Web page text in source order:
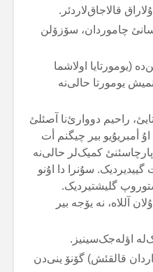
قالاجاق‌لاردئر.
چاموردان، سۆزۆلن
(یومورتایا اولاشما
یومورتا حالی‌نە
راحیم دووارئ‌نا آصئلئ
أمبریۇیو بیر چیگنم أت
کمیک‌لر حالی‌نە
سۇنرا دا اۇنو
گلیشتیردیک.
آللاە، نە یۆجە بیر
اؤلەجک‌سینیز.
قالقئش) گۆنۆ ینی‌دن